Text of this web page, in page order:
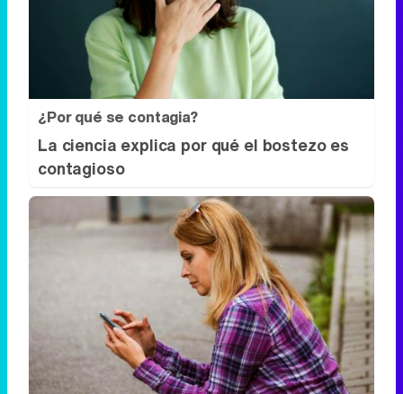
¿Por qué se contagia?
La ciencia explica por qué el bostezo es
contagioso